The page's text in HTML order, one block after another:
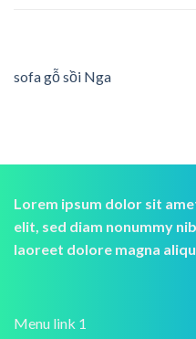
sofa gỗ sồi Nga
Lorem ipsum dolor sit
elit, sed diam nonummy
laoreet dolore magna
Menu link 1